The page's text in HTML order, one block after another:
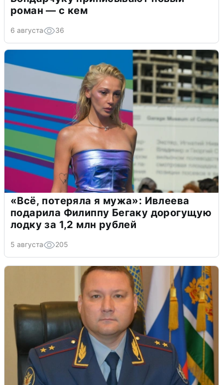
роман — с кем
6 августа 36
«Всё, потеряла я мужа»: Ивлеева
подарила Филиппу Бегаку дорогущую
лодку за 1,2 млн рублей
5 августа 205